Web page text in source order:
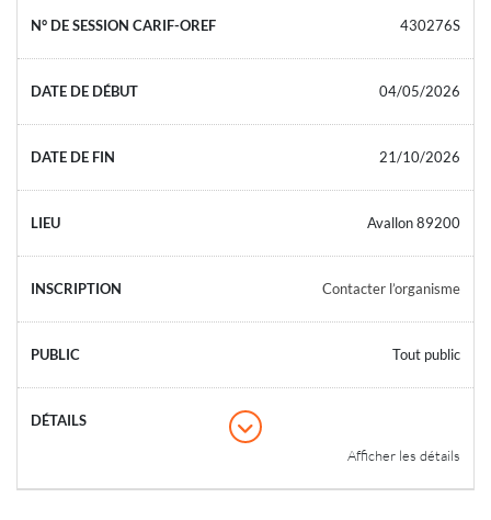
430276S
04/05/2026
21/10/2026
Avallon 89200
Contacter l’organisme
Tout public
Afficher les détails